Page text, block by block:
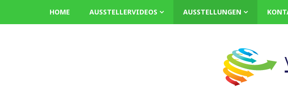
HOME AUSSTELLERVIDEOS AUSSTELLUNGEN